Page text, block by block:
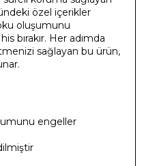
özel içerikler
oluşumunu
bırakır. Her adımda
sağlayan bu ürün,
engeller